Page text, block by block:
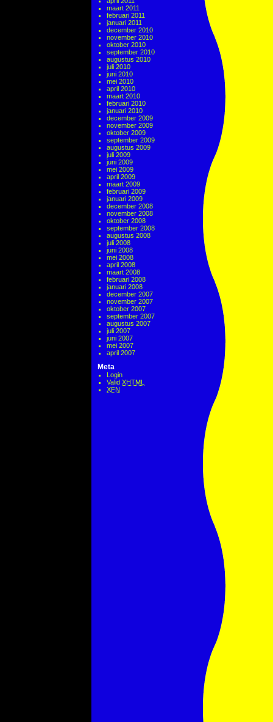
maart 2011
februari 2011
januari 2011
december 2010
november 2010
oktober 2010
september 2010
augustus 2010
juli 2010
juni 2010
mei 2010
april 2010
maart 2010
februari 2010
januari 2010
december 2009
november 2009
oktober 2009
september 2009
augustus 2009
juli 2009
juni 2009
mei 2009
april 2009
maart 2009
februari 2009
januari 2009
december 2008
november 2008
oktober 2008
september 2008
augustus 2008
juli 2008
juni 2008
mei 2008
april 2008
maart 2008
februari 2008
januari 2008
december 2007
november 2007
oktober 2007
september 2007
augustus 2007
juli 2007
juni 2007
mei 2007
april 2007
Meta
Login
Valid XHTML
XFN